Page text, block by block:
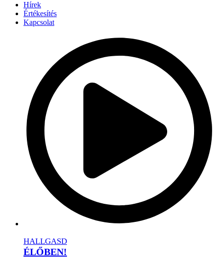
Hírek
Értékesítés
Kapcsolat
HALLGASD
ÉLŐBEN!